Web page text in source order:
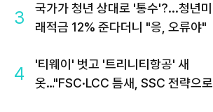
3
국가가 청년 상대로 '통수'?...청년미
래적금 12% 준다더니 "응, 오류야"
4
'티웨이' 벗고 '트리니티항공' 새
옷…"FSC·LCC 틈새, SSC 전략으로